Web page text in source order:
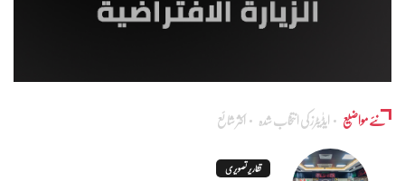
نئے مواضیع ایڈٰیٹرز کی انتخاب شدہ اکثر شائع
تقاریر تصویری